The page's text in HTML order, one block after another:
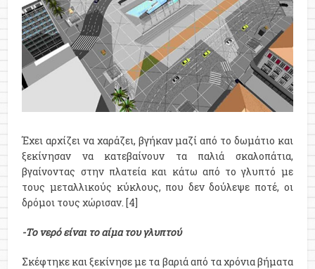
Έχει αρχίζει να χαράζει, βγήκαν μαζί από το δωμάτιο και
ξεκίνησαν να κατεβαίνουν τα παλιά σκαλοπάτια,
βγαίνοντας στην πλατεία και κάτω από το γλυπτό με
τους μεταλλικούς κύκλους, που δεν δούλεψε ποτέ, οι
δρόμοι τους χώρισαν. [4]
-Το νερό είναι το αίμα του γλυπτού
Σκέφτηκε και ξεκίνησε με τα βαριά από τα χρόνια βήματα